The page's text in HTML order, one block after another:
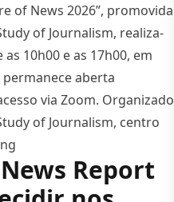
of News 2026”, promovida
of Journalism, realiza-
10h00 e as 17h00, em
aberta
via Zoom. Organizado
of Journalism, centro
Report